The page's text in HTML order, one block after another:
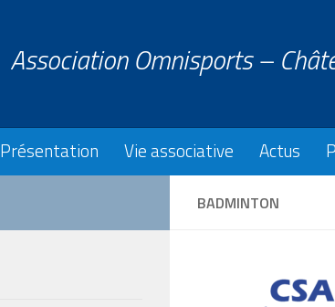
Association Omnisports –
Présentation Vie associative Actus
BADMINTON